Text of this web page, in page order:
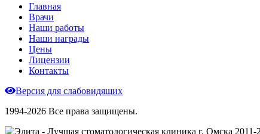
Главная
Врачи
Наши работы
Наши награды
Цены
Лицензии
Контакты
Версия для слабовидящих
1994-2026 Все права защищены.